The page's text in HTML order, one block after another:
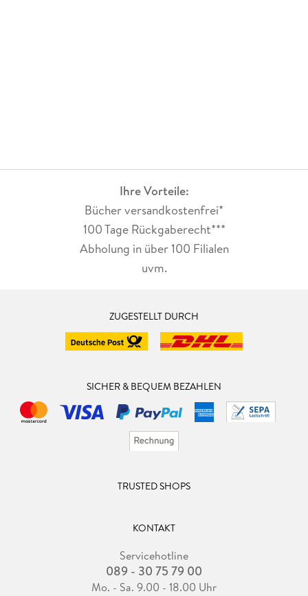
Ihre Vorteile:
Bücher versandkostenfrei*
100 Tage Rückgaberecht***
Abholung in über 100 Filialen
uvm.
ZUGESTELLT DURCH
SICHER & BEQUEM BEZAHLEN
TRUSTED SHOPS
KONTAKT
Servicehotline
089 - 30 75 79 00
Mo. - Sa. 9.00 - 18.00 Uhr